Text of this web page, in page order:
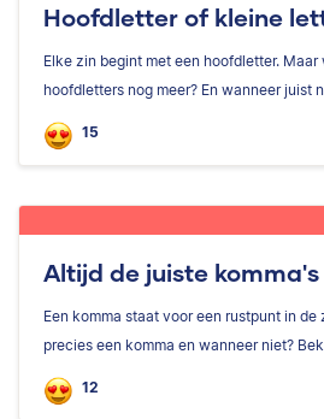
Hoofdletter of kleine
Elke zin begint met een hoofdletter.
hoofdletters nog meer? En wanneer juist
15
Altijd de juiste
Een komma staat voor een rustpunt in de
precies een komma en wanneer niet?
12